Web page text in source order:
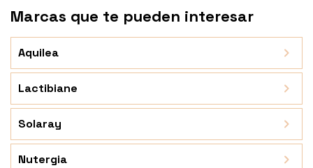
Marcas que te pueden interesar
Aquilea
Lactibiane
Solaray
Nutergia